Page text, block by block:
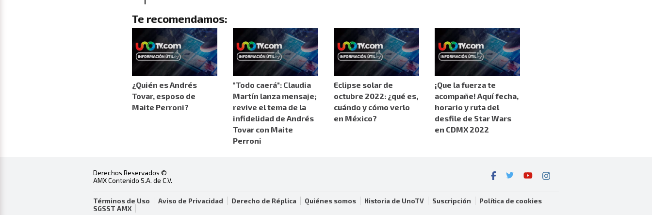
Te recomendamos:
¿Quién es Andrés
Tovar, esposo de
Maite Perroni?
"Todo caerá": Claudia
Martín lanza mensaje;
revive el tema de la
infidelidad de Andrés
Tovar con Maite
Perroni
Eclipse solar de
octubre 2022: ¿qué es,
cuándo y cómo verlo
en México?
¡Que la fuerza te
acompañe! Aquí fecha,
horario y ruta del
desfile de Star Wars
en CDMX 2022
Derechos Reservados ©
AMX Contenido S.A. de C.V.
Términos de Uso Aviso de Privacidad Derecho de Réplica Quiénes somos Historia de UnoTV Suscripción
Política de cookies
SGSST AMX